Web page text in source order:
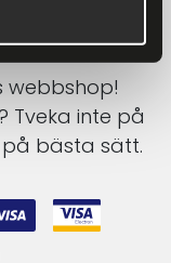
webbshop!
Tveka inte på
bästa sätt.